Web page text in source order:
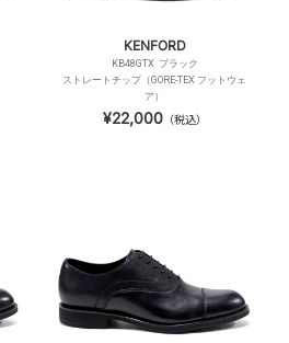
KENFORD
KB48GTX ブラック
ストレートチップ（GORE-TEX フットウェ
ア）
¥22,000（税込）